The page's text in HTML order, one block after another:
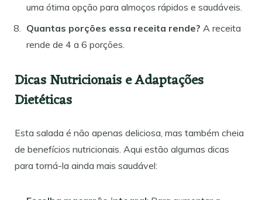
uma ótima opção para almoços rápidos e saudáveis.
Quantas porções essa receita rende? A receita
rende de 4 a 6 porções.
Dicas Nutricionais e Adaptações
Dietéticas
Esta salada é não apenas deliciosa, mas também cheia
de benefícios nutricionais. Aqui estão algumas dicas
para torná-la ainda mais saudável: